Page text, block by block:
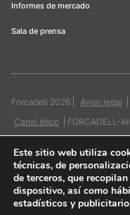
Informes de mercado
Sala de prensa
Forcadell 2026 Aviso legal
Canal ético
FORCADELL-
Este sitio web utiliza
técnicas, de
de terceros, que
dispositivo, así como
estadísticos y